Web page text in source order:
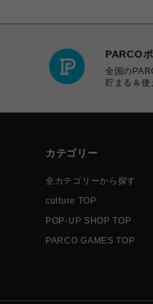
PARCO
全国の
貯まる＆使
カテゴリー
全カテゴリーから探す
culture TOP
POP-UP SHOP TOP
PARCO GAMES TOP